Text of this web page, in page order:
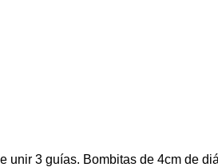
3 guías. Bombitas de 4cm de